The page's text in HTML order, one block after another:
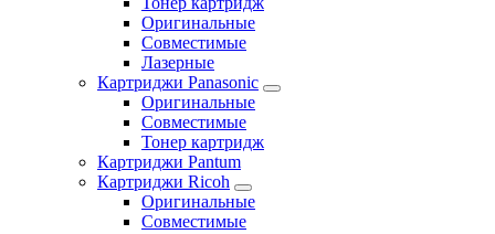
Оригинальные
Совместимые
Лазерные
Картриджи Panasonic
Оригинальные
Совместимые
Тонер картридж
Картриджи Pantum
Картриджи Ricoh
Оригинальные
Совместимые